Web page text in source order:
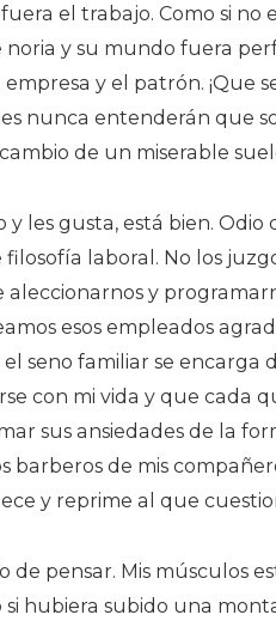
el trabajo. Como si no
y su mundo fuera
y el patrón. ¡Que
nunca entenderán que
de un miserable
y les gusta, está bien.
laboral. No los
aleccionarnos y
esos empleados
seno familiar se encarga
con mi vida y que cada
sus ansiedades de la
barberos de mis
y reprime al que
de pensar. Mis músculos
hubiera subido una